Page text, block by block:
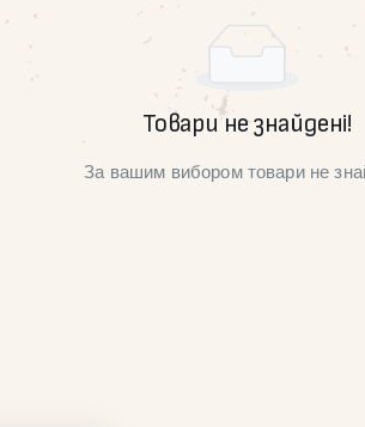
Товари не знайдені!
За вашим вибором товари не